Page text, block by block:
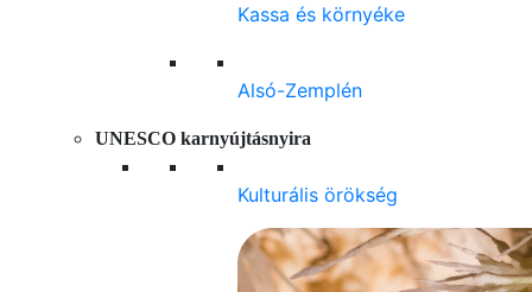
Kassa és környéke
Alsó-Zemplén
UNESCO karnyújtásnyira
Kulturális örökség